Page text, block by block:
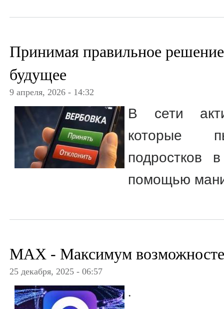
Принимая правильное
будущее
9 апреля, 2026 - 14:32
В сети
которые
подростков
помощью
MAX - Максимум
25 декабря, 2025 - 06:57
.